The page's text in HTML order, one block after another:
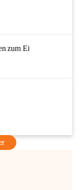
zum Ei